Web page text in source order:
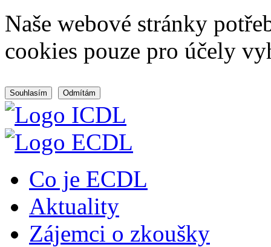
Naše webové stránky
cookies pouze pro účely
Souhlasím Odmítám
Co je ECDL
Aktuality
Zájemci o zkoušky